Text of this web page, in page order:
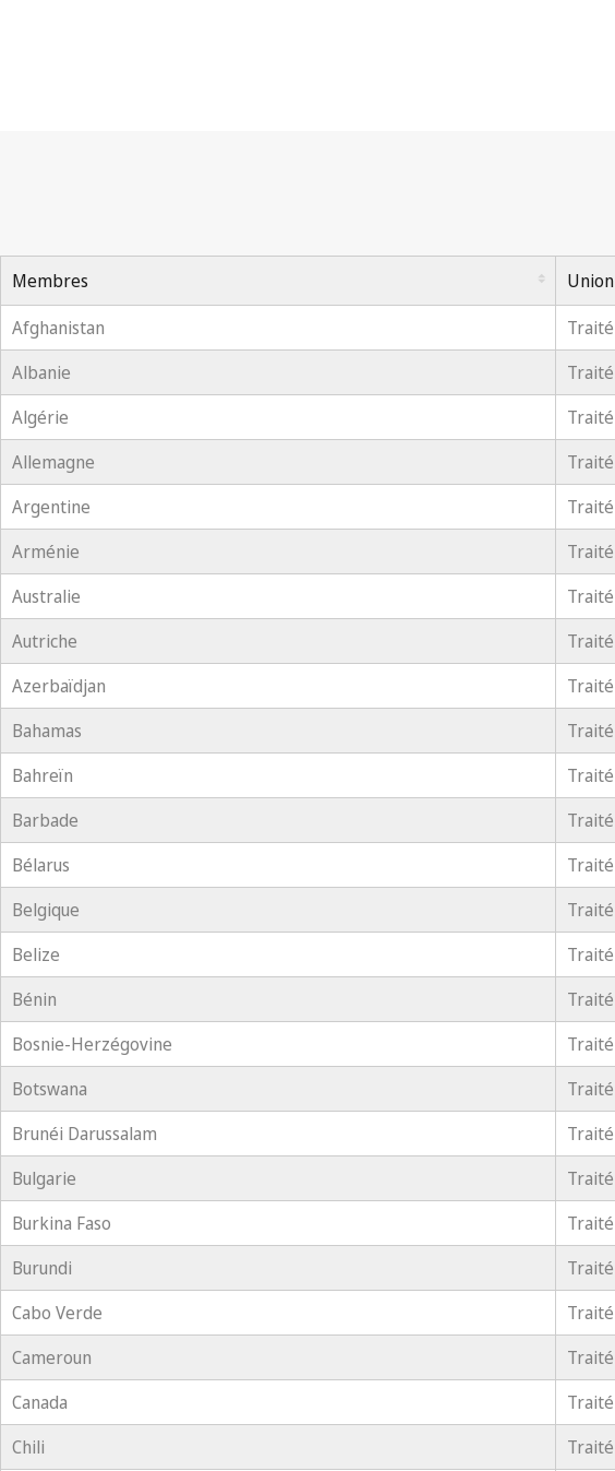
Membres Union
Afghanistan
Albanie
Algérie
Allemagne
Argentine
Arménie
Australie
Autriche
Azerbaïdjan
Bahamas
Bahreïn
Barbade
Bélarus
Belgique
Belize
Bénin
Bosnie-Herzégovine
Botswana
Brunéi Darussalam
Bulgarie
Burkina Faso
Burundi
Cabo Verde
Cameroun
Canada
Chili